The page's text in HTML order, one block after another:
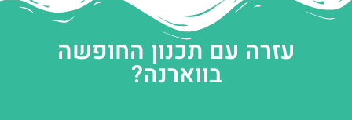
עזרה עם תכנון החופשה
בווארנה?